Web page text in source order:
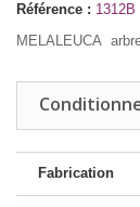
Référence : 1312B
MELALEUCA
Fabrication